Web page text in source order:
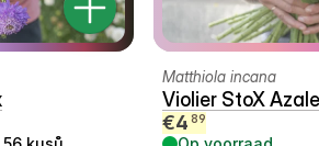
Matthiola incana
Violier StoX
€4 89